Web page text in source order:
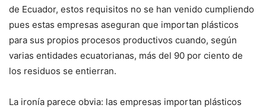
de Ecuador, estos requisitos no se han venido cumpliendo
pues estas empresas aseguran que importan plásticos
para sus propios procesos productivos cuando, según
varias entidades ecuatorianas, más del 90 por ciento de
los residuos se entierran.
La ironía parece obvia: las empresas importan plásticos